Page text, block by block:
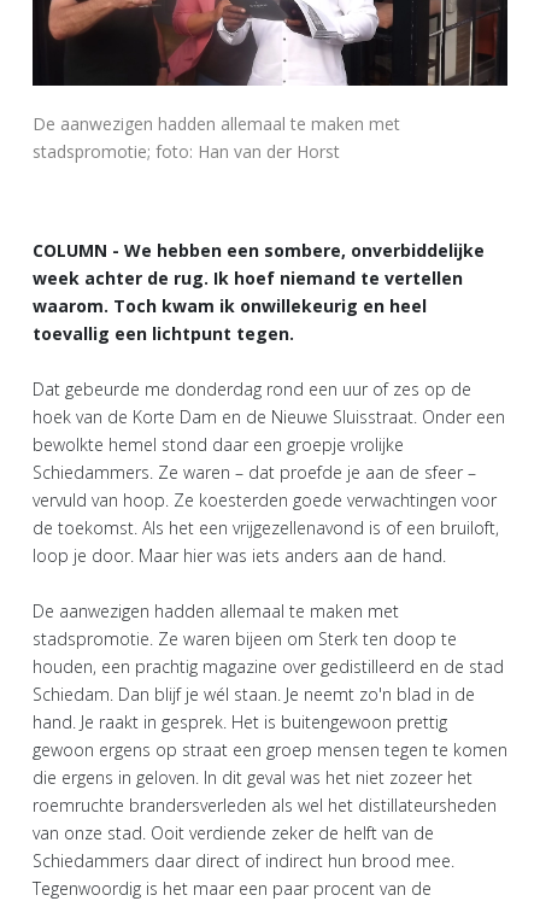
De aanwezigen hadden allemaal te maken met
stadspromotie; foto: Han van der Horst
COLUMN - We hebben een sombere, onverbiddelijke
week achter de rug. Ik hoef niemand te vertellen
waarom. Toch kwam ik onwillekeurig en heel
toevallig een lichtpunt tegen.
Dat gebeurde me donderdag rond een uur of zes op de
hoek van de Korte Dam en de Nieuwe Sluisstraat. Onder een
bewolkte hemel stond daar een groepje vrolijke
Schiedammers. Ze waren – dat proefde je aan de sfeer –
vervuld van hoop. Ze koesterden goede verwachtingen voor
de toekomst. Als het een vrijgezellenavond is of een bruiloft,
loop je door. Maar hier was iets anders aan de hand.
De aanwezigen hadden allemaal te maken met
stadspromotie. Ze waren bijeen om Sterk ten doop te
houden, een prachtig magazine over gedistilleerd en de stad
Schiedam. Dan blijf je wél staan. Je neemt zo'n blad in de
hand. Je raakt in gesprek. Het is buitengewoon prettig
gewoon ergens op straat een groep mensen tegen te komen
die ergens in geloven. In dit geval was het niet zozeer het
roemruchte brandersverleden als wel het distillateursheden
van onze stad. Ooit verdiende zeker de helft van de
Schiedammers daar direct of indirect hun brood mee.
Tegenwoordig is het maar een paar procent van de